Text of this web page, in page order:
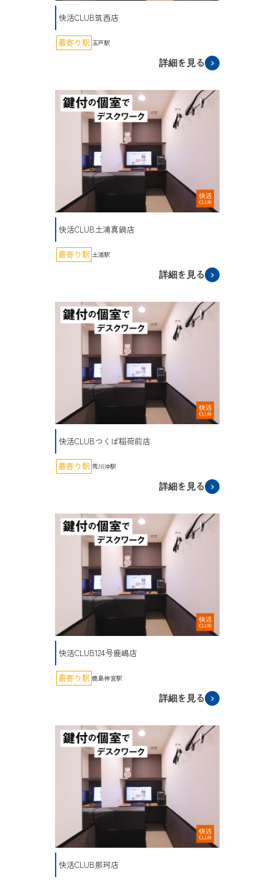
快活CLUB筑西店
最寄り駅 玉戸駅
詳細を見る
快活CLUB土浦真鍋店
最寄り駅 土浦駅
詳細を見る
快活CLUBつくば稲荷前店
最寄り駅 荒川沖駅
詳細を見る
快活CLUB124号鹿嶋店
最寄り駅 鹿島神宮駅
詳細を見る
快活CLUB那珂店